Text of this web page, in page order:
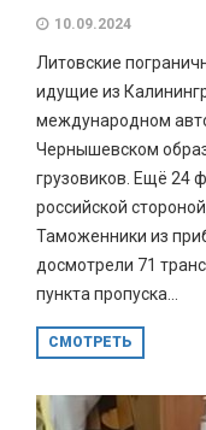
10.09.2024
Литовские
идущие из
международном
Чернышевском
грузовиков. Ещё 24
российской
Таможенники из
досмотрели 71
пункта пропуска...
СМОТРЕТЬ